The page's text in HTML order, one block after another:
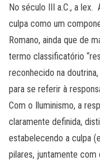
No século III a.C., a
culpa como um
Romano, ainda que de
termo classificatório
reconhecido na
para se referir à
Com o Iluminismo, a
claramente definida,
estabelecendo a culpa
pilares, juntamente